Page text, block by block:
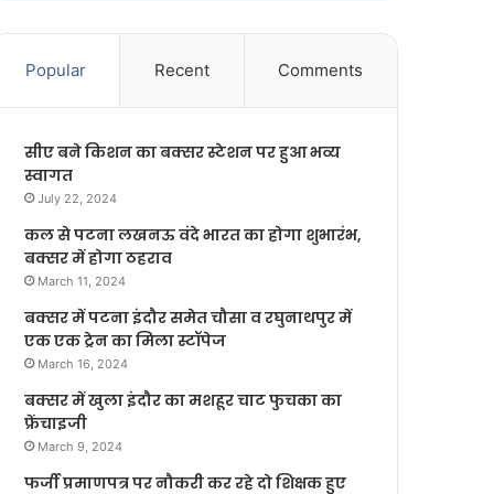
Popular Recent Comments
सीए बने किशन का बक्सर स्टेशन पर हुआ भव्य
स्वागत
July 22, 2024
कल से पटना लखनऊ वंदे भारत का होगा शुभारंभ,
बक्सर में होगा ठहराव
March 11, 2024
बक्सर में पटना इंदौर समेत चौसा व रघुनाथपुर में
एक एक ट्रेन का मिला स्टॉपेज
March 16, 2024
बक्सर में खुला इंदौर का मशहूर चाट फुचका का
फ्रेंचाइजी
March 9, 2024
फर्जी प्रमाणपत्र पर नौकरी कर रहे दो शिक्षक हुए